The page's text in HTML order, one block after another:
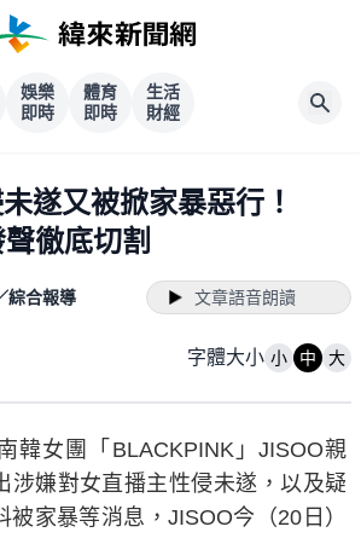
娛樂
即時
體育
即時
生活
財經
遂又被掀家暴惡行！
徹底切割
綜合報導 文章語音朗讀
字體大小 小 中 大
韓女團「BLACKPINK」JISOO親
涉嫌對女直播主性侵未遂，以及疑
家暴等消息，JISOO今（20日）